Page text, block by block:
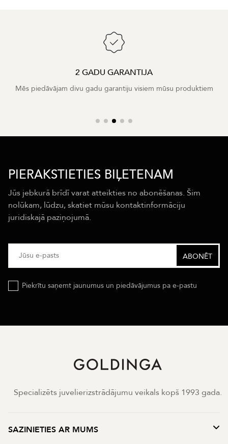
2 GADU GARANTIJA
Mēs piedāvājam divu gadu garantiju visiem mūsu produktiem
PIERAKSTIETIES BIĻETENAM
Jūs jebkurā brīdī varat atteikties no abonēšanas. Šim
nolūkam, lūdzu, skatiet mūsu kontaktinformāciju
juridiskajā paziņojumā.
Piekrītu saņemt jaunumus un piedāvājumus pa e-pastu
Specializēts juvelierizstrādājumu veikals kopš 1993 gada.
SAZINIETIES AR MUMS